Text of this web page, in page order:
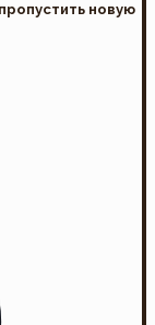
новую